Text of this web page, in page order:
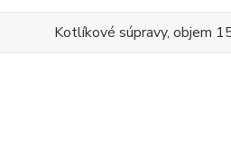
Kotlíkové súpravy, objem